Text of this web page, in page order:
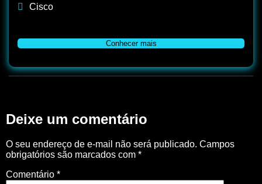
Cisco
Conhecer mais
Deixe um comentário
O seu endereço de e-mail não será publicado. Campos
obrigatórios são marcados com *
Comentário *